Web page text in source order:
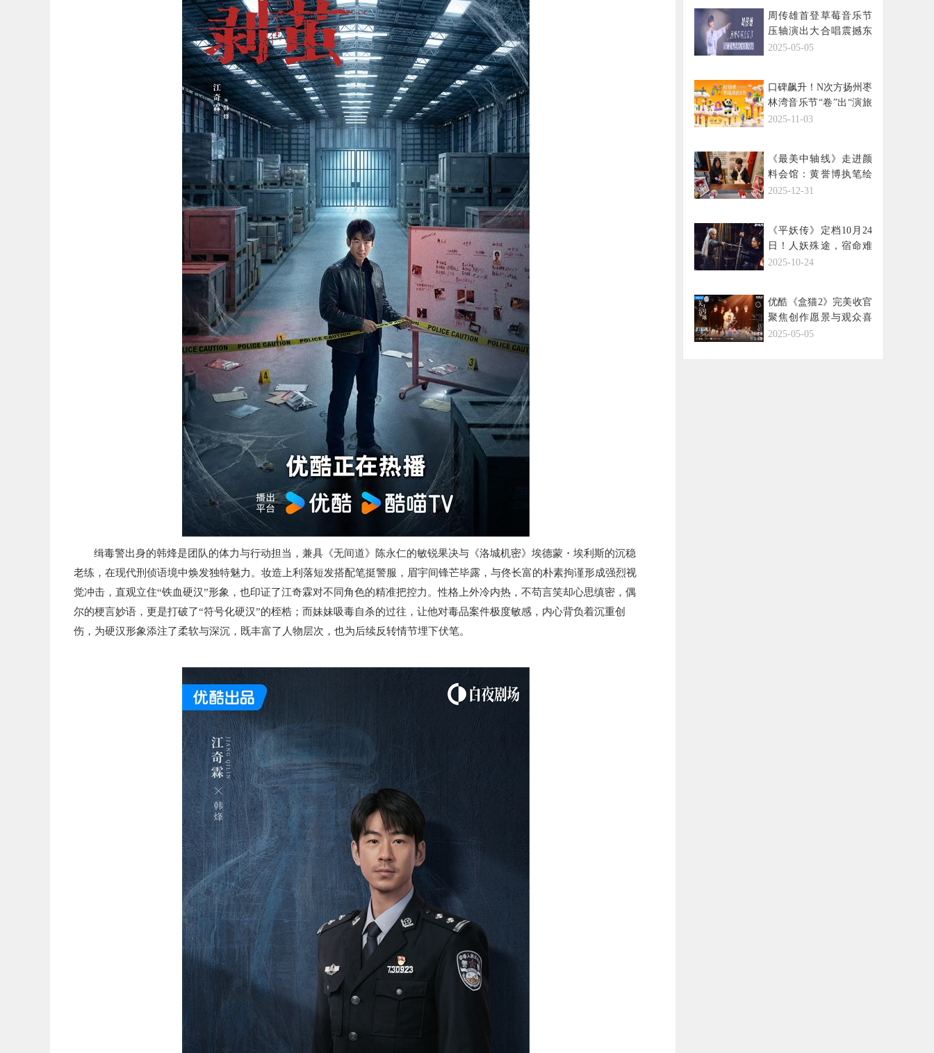
缉毒警出身的韩烽是团队的体力与行动担当，兼具《无间道》陈永仁的敏锐果决与《洛城机密》埃德蒙・埃利斯的沉稳
老练， 在现代刑侦语境中焕发独特魅力。 妆造上利落短发搭配笔挺警服，眉宇间锋芒毕露，与佟长富的朴素拘谨形成强烈视
觉冲击，直观立住“铁血硬汉”形象，也印证了江奇霖对不同角色的精准把控力。性格上外冷内热，不苟言笑却心思缜密，偶
尔的梗言妙语，更是打破了“符号化硬汉”的桎梏；而妹妹吸毒自杀的过往，让他对毒品案件极度敏感，内心背负着沉重创
伤，为硬汉形象添注了柔软与深沉，既丰富了人物层次，也为后续反转情节埋下伏笔。
周传雄首登草莓音乐节
压轴演出大合唱震撼东
莞
2025-05-05
口碑飙升！N次方扬州枣
林湾音乐节“卷”出“演旅
共兴”新范式！
2025-11-03
《最美中轴线》走进颜
料会馆：黄誉博执笔绘
脸谱，解码京剧“生旦净
2025-12-31
《平妖传》定档10月24
日！人妖殊途，宿命难
逃， 爱奇艺独家开启山
2025-10-24
优酷《盒猫2》完美收官
聚焦创作愿景与观众喜
好之间的微妙关系
2025-05-05